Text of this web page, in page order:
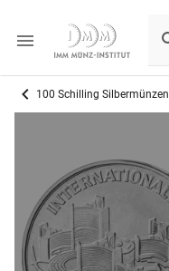
100 Schilling Silbermünzen